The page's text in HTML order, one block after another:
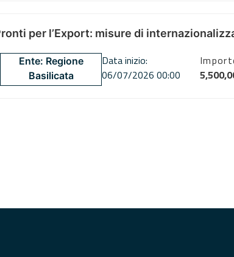
per l’Export: misure di
Ente: Regione
Basilicata
Data inizio:
06/07/2026 00:00